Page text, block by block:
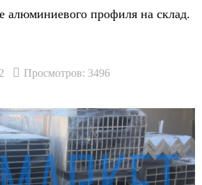
алюминиевого профиля на склад.
Просмотров: 3496